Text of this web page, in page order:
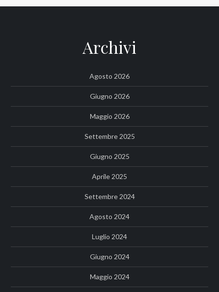
Archivi
Agosto 2026
Giugno 2026
Maggio 2026
Settembre 2025
Giugno 2025
Aprile 2025
Settembre 2024
Agosto 2024
Luglio 2024
Giugno 2024
Maggio 2024